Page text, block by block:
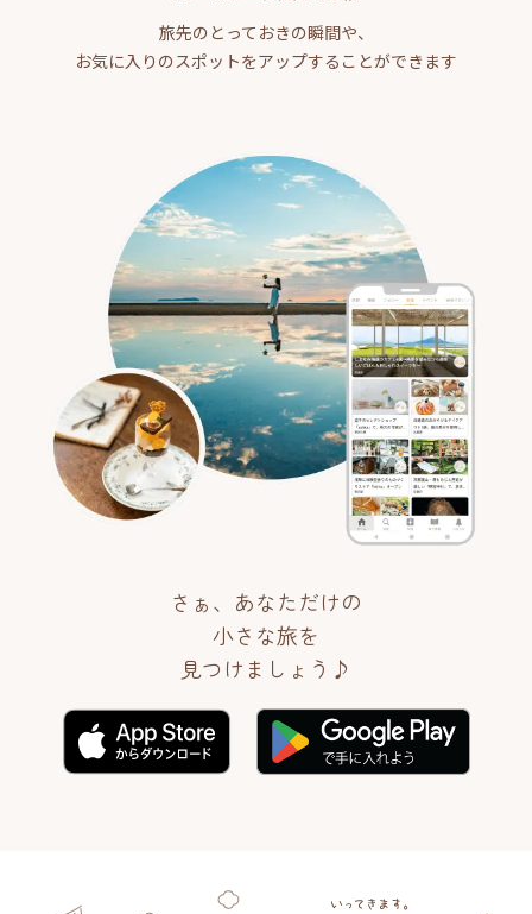
旅先のとっておきの瞬間や、
お気に入りのスポットをアップすることができます
さぁ、あなただけの
小さな旅を
見つけましょう♪